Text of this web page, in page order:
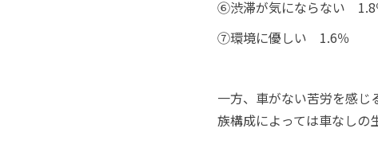
⑥渋滞が気にならない 1.8
⑦環境に優しい 1.6％
一方、車がない苦労を感
族構成によっては車なしの